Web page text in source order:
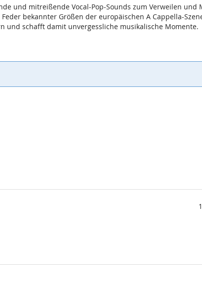
und mitreißende Vocal-Pop-Sounds zum Verweilen
bekannter Größen der europäischen A Cappella-
und schafft damit unvergessliche musikalische Momente.